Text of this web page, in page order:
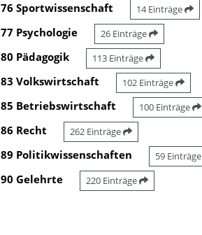
76 Sportwissenschaft 14 Einträge
77 Psychologie 26 Einträge
80 Pädagogik 113 Einträge
83 Volkswirtschaft 102 Einträge
85 Betriebswirtschaft 100 Einträge
86 Recht 262 Einträge
89 Politikwissenschaften 59 Einträge
90 Gelehrte 220 Einträge